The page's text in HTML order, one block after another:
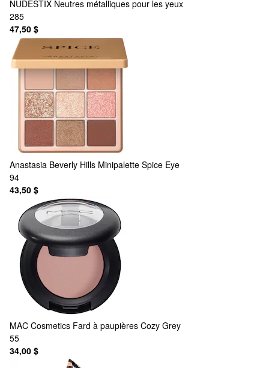
NUDESTIX Neutres métalliques pour les yeux
285
47,50 $
Anastasia Beverly Hills Minipalette Spice Eye
94
43,50 $
MAC Cosmetics Fard à paupières Cozy Grey
55
34,00 $